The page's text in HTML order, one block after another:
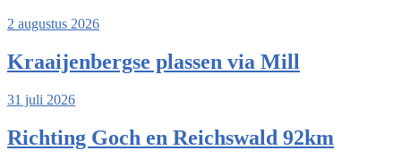
2 augustus 2026
Kraaijenbergse plassen via Mill
31 juli 2026
Richting Goch en Reichswald 92km